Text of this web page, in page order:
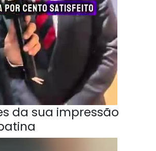
da sua impressão